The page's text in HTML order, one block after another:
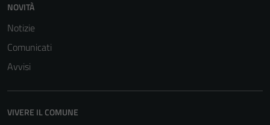
NOVITÀ
Notizie
Comunicati
Avvisi
VIVERE IL COMUNE